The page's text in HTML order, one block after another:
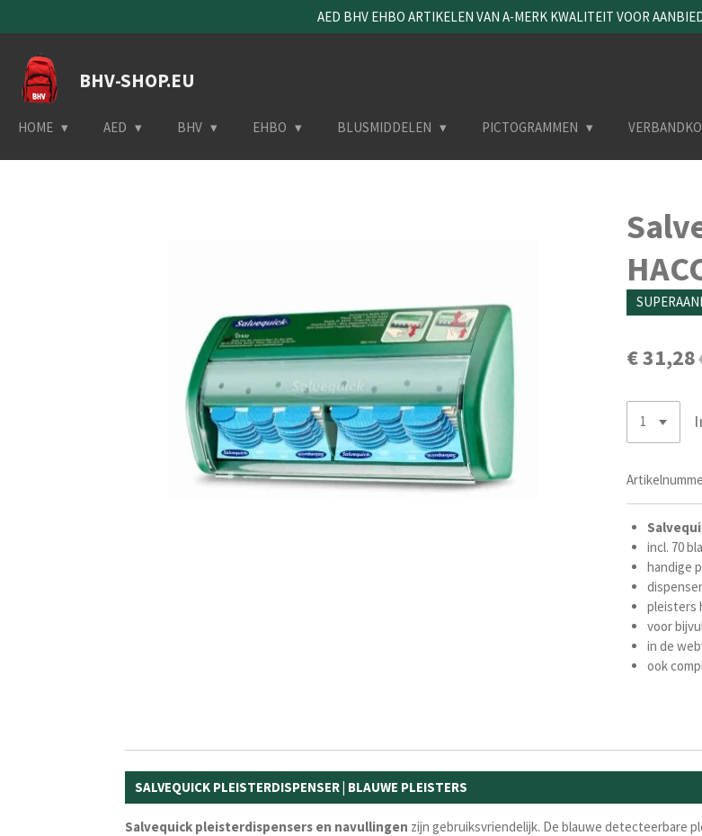
direct
naar
hoofdinhoud
AED BHV EHBO ARTIKELEN VAN A-MERK KWALITEIT VOOR
BHV-SHOP.EU
HOME AED BHV EHBO BLUSMIDDELEN PICTOGRAMMEN
€ 31,28
incl. 70
handige
pleisters
voor
in de
ook
SALVEQUICK PLEISTERDISPENSER | BLAUWE PLEISTERS
Salvequick pleisterdispensers en navullingen zijn gebruiksvriendelijk. De blauwe detecteerbare